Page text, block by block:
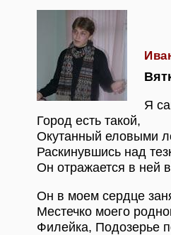
Я
Город есть такой,
Окутанный еловыми
Раскинувшись над
Он отражается в ней
Он в моем сердце
Местечко моего
Филейка, Подозерье